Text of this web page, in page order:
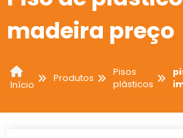
madeira preço
Início
Produtos
Pisos
plásticos